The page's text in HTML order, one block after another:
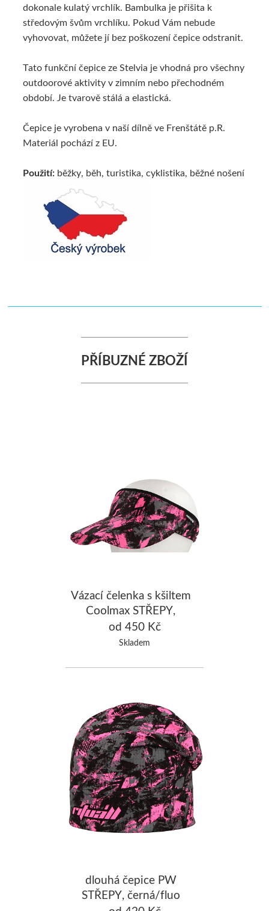
dokonale kulatý vrchlík. Bambulka je přišita k
středovým švům vrchlíku. Pokud Vám nebude
vyhovovat, můžete jí bez poškození čepice odstranit.
Tato funkční čepice ze Stelvia je vhodná pro všechny
outdoorové aktivity v zimním nebo přechodném
období. Je tvarově stálá a elastická.
Čepice je vyrobena v naší dílně ve Frenštátě p.R.
Materiál pochází z EU.
Použití: běžky, běh, turistika, cyklistika, běžné nošení
PŘÍBUZNÉ ZBOŽÍ
Vázací čelenka s kšiltem
Coolmax STŘEPY,
černá/fluo růžová
od 450 Kč
Skladem
dlouhá čepice PW
STŘEPY, černá/fluo